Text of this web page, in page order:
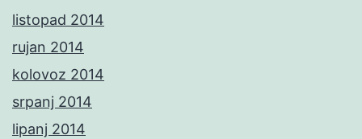
listopad 2014
rujan 2014
kolovoz 2014
srpanj 2014
lipanj 2014